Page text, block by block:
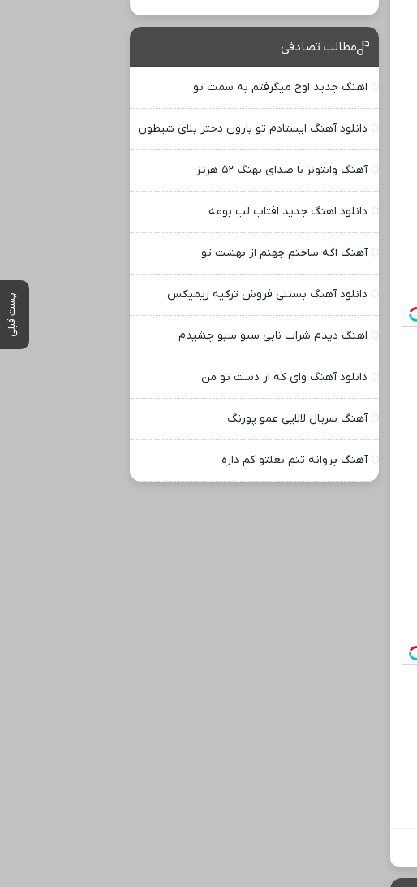
پست قبلی
مطالب تصادفی
اهنگ جدید اوج میگرفتم به سمت تو
دانلود آهنگ ایستادم تو بارون دختر بلای شیطون
آهنگ وانتونز با صدای نهنگ ۵۲ هرتز
دانلود اهنگ جدید افتاب لب بومه
آهنگ اگه ساختم جهنم از بهشت تو
دانلود آهنگ بستنی فروش ترکیه ریمیکس
اهنگ دیدم شراب نابی سبو سبو چشیدم
دانلود آهنگ وای که از دست تو من
آهنگ سریال لالایی عمو پورنگ
آهنگ پروانه تنم بغلتو کم داره